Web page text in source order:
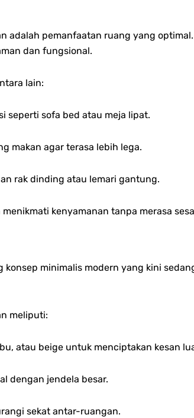
adalah pemanfaatan ruang yang
dan fungsional.
lain:
seperti sofa bed atau meja lipat.
makan agar terasa lebih lega.
rak dinding atau lemari gantung.
kenyamanan tanpa merasa
minimalis modern yang kini
meliputi:
atau beige untuk menciptakan kesan
dengan jendela besar.
sekat antar-ruangan.